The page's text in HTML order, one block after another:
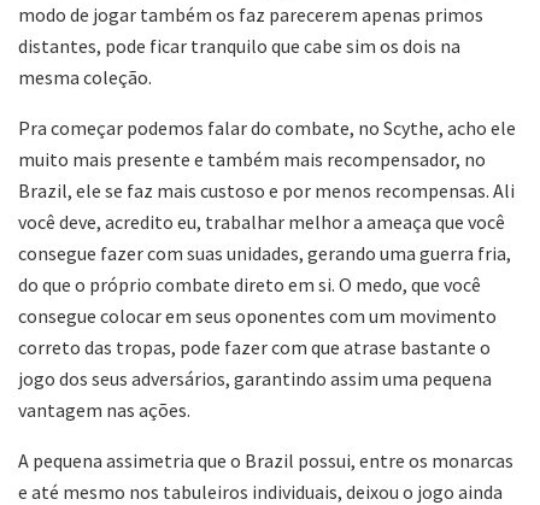
modo de jogar também os faz parecerem apenas primos
distantes, pode ficar tranquilo que cabe sim os dois na
mesma coleção.
Pra começar podemos falar do combate, no Scythe, acho ele
muito mais presente e também mais recompensador, no
Brazil, ele se faz mais custoso e por menos recompensas. Ali
você deve, acredito eu, trabalhar melhor a ameaça que você
consegue fazer com suas unidades, gerando uma guerra fria,
do que o próprio combate direto em si. O medo, que você
consegue colocar em seus oponentes com um movimento
correto das tropas, pode fazer com que atrase bastante o
jogo dos seus adversários, garantindo assim uma pequena
vantagem nas ações.
A pequena assimetria que o Brazil possui, entre os monarcas
e até mesmo nos tabuleiros individuais, deixou o jogo ainda